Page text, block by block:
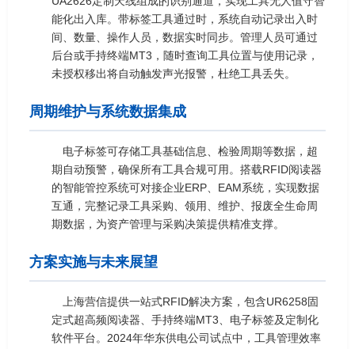
能化出入库。带标签工具通过时，系统自动记录出入时
间、数量、操作人员，数据实时同步。管理人员可通过
后台或手持终端MT3，随时查询工具位置与使用记录，
未授权移出将自动触发声光报警，杜绝工具丢失。
周期维护与系统数据集成
电子标签可存储工具基础信息、检验周期等数据，超
期自动预警，确保所有工具合规可用。搭载RFID阅读器
的智能管控系统可对接企业ERP、EAM系统，实现数据
互通，完整记录工具采购、领用、维护、报废全生命周
期数据，为资产管理与采购决策提供精准支撑。
方案实施与未来展望
上海营信提供一站式RFID解决方案，包含UR6258固
定式超高频阅读器、手持终端MT3、电子标签及定制化
软件平台。2024年华东供电公司试点中，工具管理效率